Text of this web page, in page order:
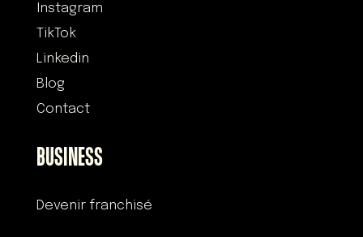
Instagram
TikTok
Linkedin
Blog
Contact
BUSINESS
Devenir franchisé